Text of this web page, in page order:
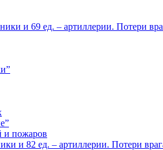
и 69 ед. – артиллерии. Потери
и пожаров
и 82 ед. – артиллерии. Потери